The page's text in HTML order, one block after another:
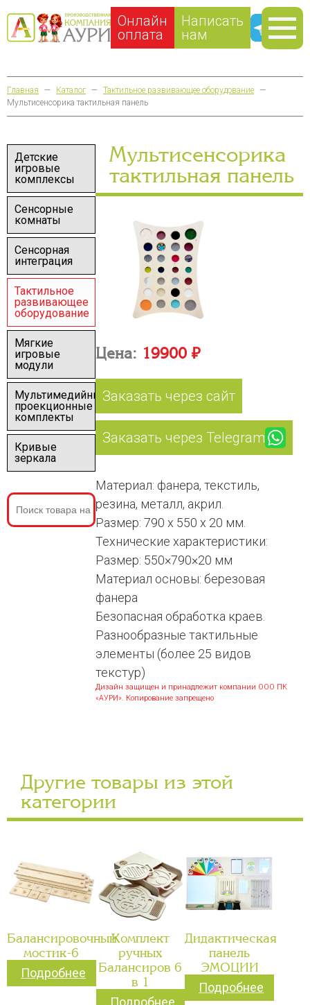
Онлайн
оплата
Написать
нам
Главная — Каталог — Тактильное развивающее оборудование —
Мультисенсорика тактильная панель
Детские
игровые
комплексы
Сенсорные
комнаты
Сенсорная
интеграция
Тактильное
развивающее
оборудование
Мягкие
игровые
модули
Мультимедийные
проекционные
комплекты
Кривые
зеркала
Мультисенсорика
тактильная панель
Цена: 19900 ₽
Заказать через сайт
Заказать через Telegram
Материал: фанера, текстиль,
резина, металл, акрил.
Размер: 790 х 550 х 20 мм.
Технические характеристики:
Размер: 550×790×20 мм
Материал основы: березовая
фанера
Безопасная обработка краев.
Разнообразные тактильные
элементы (более 25 видов
текстур)
Дизайн защищен и принадлежит компании ООО ПК
«АУРИ». Копирование запрещено
Другие товары из этой
категории
Балансировочный
мостик-6
Подробнее
Комплект
ручных
Балансиров 6
в 1
Дидактическая
панель
ЭМОЦИИ
Подробнее